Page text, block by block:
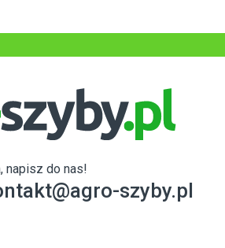
napisz do nas!
szyby.pl